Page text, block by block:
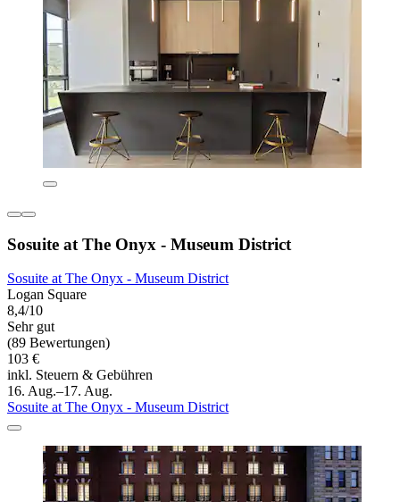
Sosuite at The Onyx - Museum District
Sosuite at The Onyx - Museum District
Logan Square
8,4/10
Sehr gut
(89 Bewertungen)
103 €
inkl. Steuern & Gebühren
16. Aug.–17. Aug.
Sosuite at The Onyx - Museum District